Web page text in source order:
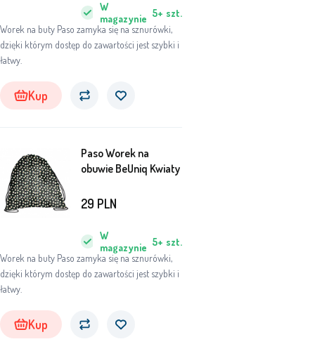
Worek na buty Paso zamyka się na sznurówki,
dzięki którym dostęp do zawartości jest szybki i
łatwy.
W
magazynie 5+ szt.
Kup
Paso Worek na
obuwie BeUniq Kwiaty
Worek na buty Paso zamyka się na sznurówki,
dzięki którym dostęp do zawartości jest szybki i
łatwy.
W
magazynie 5+ szt.
29 PLN
Kup